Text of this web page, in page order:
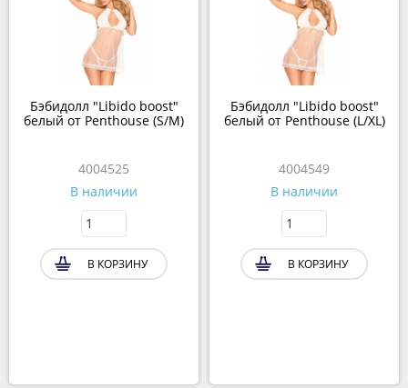
Бэбидолл "Libido boost"
белый от Penthouse (S/M)
4004525
В наличии
В КОРЗИНУ
Бэбидолл "Libido boost"
белый от Penthouse (L/XL)
4004549
В наличии
В КОРЗИНУ